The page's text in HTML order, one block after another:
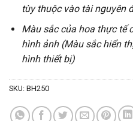
tùy thuộc vào tài nguyên
Màu sắc của hoa thực tế
hình ảnh (Màu sắc hiển
hình thiết bị)
SKU: BH250